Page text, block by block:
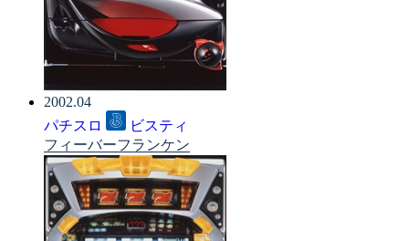
2002.04
パチスロ
ビスティ
フィーバーフランケン